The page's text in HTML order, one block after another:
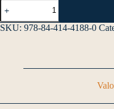
SKU: 978-84-414-4188-0